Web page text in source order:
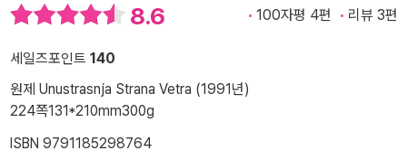
8.6 100자평 4편 리뷰 3편
세일즈포인트 140
원제 Unustrasnja Strana Vetra (1991년)
224쪽131*210mm300g
ISBN 9791185298764